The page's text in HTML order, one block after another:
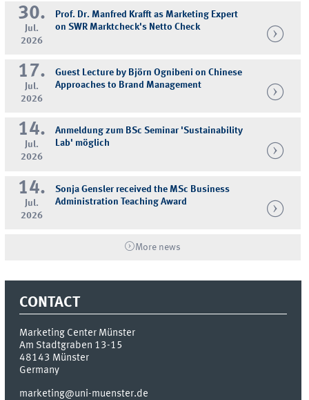
30.
Jul.
2026
Prof. Dr. Manfred Krafft as Marketing Expert
on SWR Marktcheck's Netto Check
17.
Jul.
2026
Guest Lecture by Björn Ognibeni on Chinese
Approaches to Brand Management
14.
Jul.
2026
Anmeldung zum BSc Seminar 'Sustainability
Lab' möglich
14.
Jul.
2026
Sonja Gensler received the MSc Business
Administration Teaching Award
More news
CONTACT
Marketing Center Münster
Am Stadtgraben 13-15
48143 Münster
Germany
marketing@uni-muenster.de